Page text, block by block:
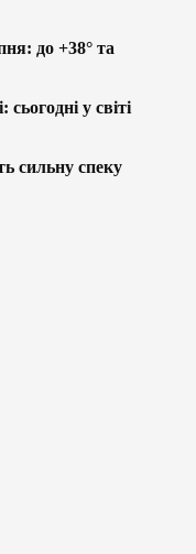
до +38° та
у світі
сильну спеку